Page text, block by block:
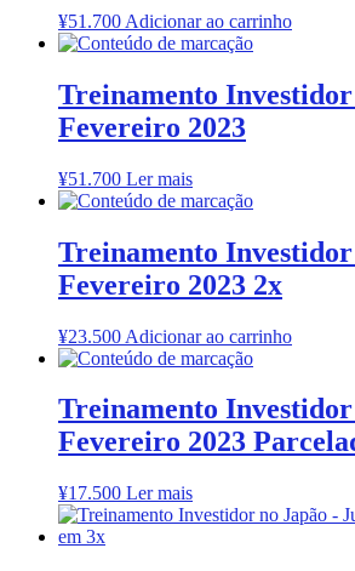
¥51.700 Adicionar ao carrinho
Treinamento Investidor
Fevereiro 2023
¥51.700 Ler mais
Treinamento Investidor
Fevereiro 2023 2x
¥23.500 Adicionar ao carrinho
Treinamento Investidor
Fevereiro 2023
¥17.500 Ler mais